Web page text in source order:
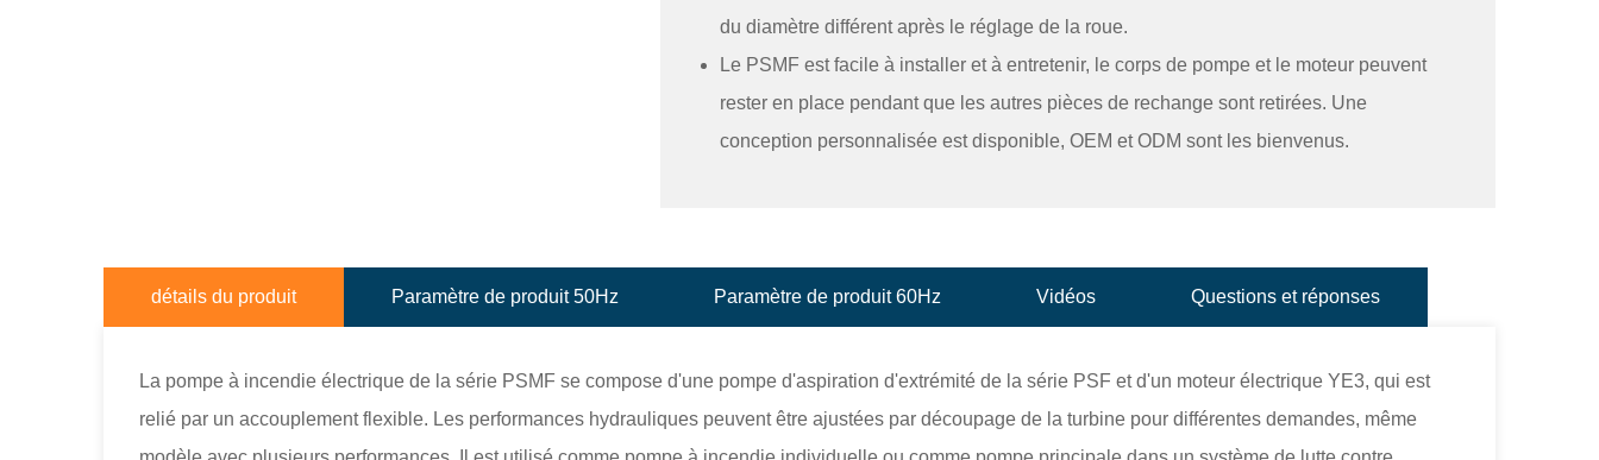
du diamètre différent après le réglage de la roue.
Le PSMF est facile à installer et à entretenir, le corps de pompe et le moteur peuvent
rester en place pendant que les autres pièces de rechange sont retirées. Une
conception personnalisée est disponible, OEM et ODM sont les bienvenus.
détails du produit Paramètre de produit 50Hz Paramètre de produit 60Hz Vidéos Questions et réponses
La pompe à incendie électrique de la série PSMF se compose d'une pompe d'aspiration d'extrémité de la série PSF et d'un moteur électrique YE3, qui est
relié par un accouplement flexible. Les performances hydrauliques peuvent être ajustées par découpage de la turbine pour différentes demandes, même